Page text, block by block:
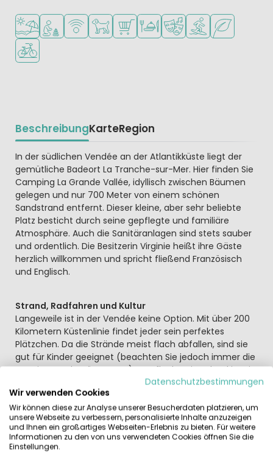
Am Strand und Meer
Empfohlen für kleine Kinder
WLAN verfügbar
Haustiere erlaubt
Supermarkt/Laden
Restaurant oder Pizzeria
Animationsteam
Grüne Lage
Fahrradverleih
BeschreibungKarteRegion
Beschrijving
In der südlichen Vendée an der Atlantikküste liegt der
gemütliche Badeort La Tranche-sur-Mer. Hier finden Sie
Camping La Grande Vallée, idyllisch zwischen Bäumen
gelegen und nur 700 Meter von einem schönen
Sandstrand entfernt. Dieser kleine, aber sehr beliebte
Platz besticht durch seine gepflegte und familiäre
Atmosphäre. Auch die Sanitäranlagen sind stets sauber
und ordentlich. Die Besitzerin Virginie heißt ihre Gäste
herzlich willkommen und spricht fließend Französisch
und Englisch.
Strand, Radfahren und Kultur
Langeweile ist in der Vendée keine Option. Mit über 200
Kilometern Küstenlinie findet jeder sein perfektes
Plätzchen. Da die Strände meist flach abfallen, sind sie
gut für Kinder geeignet (beachten Sie jedoch immer die
Gezeiten und Strömungen). Das flache Hinterland ist ein
Paradies für Radfahrer: Über 700 Kilometer Radwege
durchziehen die Region. Besonders empfehlenswert ist
eine Tour durch das „Marais Poitevin“ (das Grüne
Venedig). Wer gerne durch historische Gassen flaniert,
sollte unbedingt einen Tagesausflug in die
wunderschöne Hafenstadt La Rochelle (ca. 60 km
Datenschutzbestimmungen
Wir verwenden Cookies
Wir können diese zur Analyse unserer Besucherdaten platzieren, um
unsere Webseite zu verbessern, personalisierte Inhalte anzuzeigen
und Ihnen ein großartiges Webseiten-Erlebnis zu bieten. Für weitere
Informationen zu den von uns verwendeten Cookies öffnen Sie die
Einstellungen.